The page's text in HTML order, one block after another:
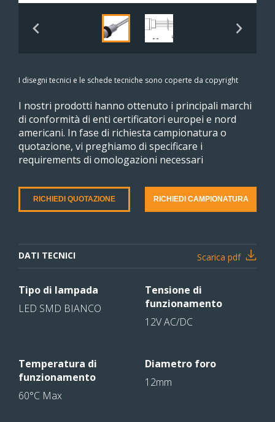
I disegni tecnici e le schede tecniche sono coperte da copyright
I nostri prodotti hanno ottenuto i principali marchi
di conformità di enti certificatori europei e nord
americani. In fase di richiesta campionatura o
quotazione, vi preghiamo di specificare i
requirements di omologazioni necessari
RICHIEDI QUOTAZIONE RICHIEDI CAMPIONATURA
DATI TECNICI Scarica pdf
Tipo di lampada
LED SMD BIANCO
Tensione di
funzionamento
12V AC/DC
Temperatura di
funzionamento
60°C Max
Diametro foro
12mm